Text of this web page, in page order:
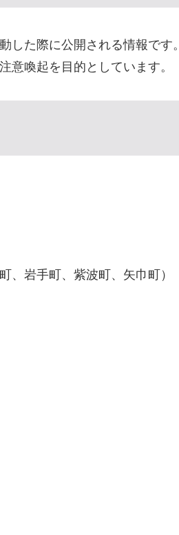
した際に公開される情報です。
意喚起を目的としています。
、岩手町、紫波町、矢巾町）